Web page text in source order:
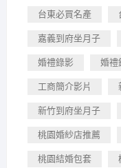
台東必買名產
嘉義到府坐月子
婚禮錄影 婚禮
工商簡介影片
新竹到府坐月子
桃園婚紗店推薦
桃園結婚包套